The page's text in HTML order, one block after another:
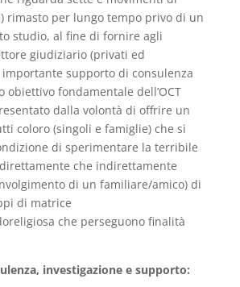
rimasto per lungo tempo privo di un
studio, al fine di fornire agli
giudiziario (privati ed
supporto di consulenza
obiettivo fondamentale dell’OCT
dalla volontà di offrire un
coloro (singoli e famiglie) che si
di sperimentare la terribile
che indirettamente
di un familiare/amico) di
di matrice
che perseguono finalità
investigazione e supporto: